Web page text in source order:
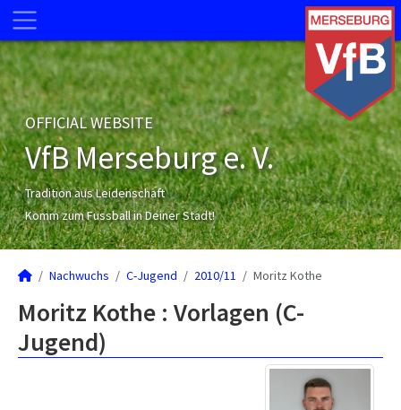
OFFICIAL WEBSITE
VfB Merseburg e. V.
Tradition aus Leidenschaft
Komm zum Fussball in Deiner Stadt!
Nachwuchs C-Jugend 2010/11 Moritz Kothe
Moritz Kothe : Vorlagen (C-
Jugend)